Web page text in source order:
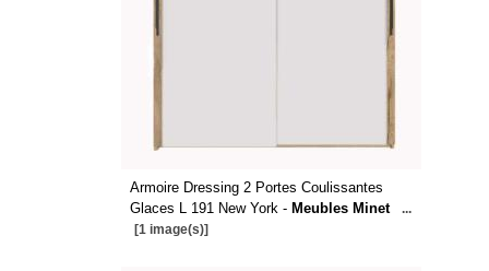
Armoire Dressing 2 Portes Coulissantes
Glaces L 191 New York - Meubles Minet
...
[1 image(s)]